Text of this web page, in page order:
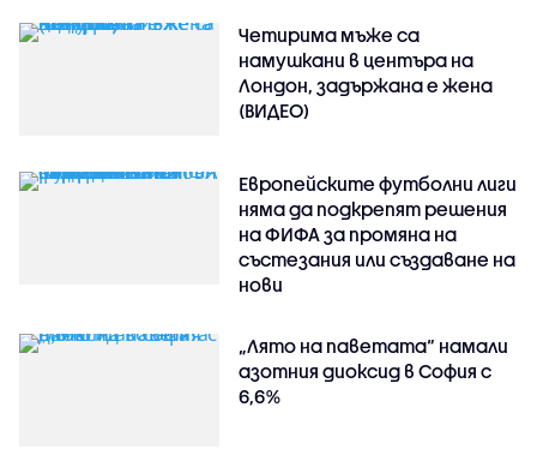
Четирима мъже са
намушкани в центъра на
Лондон, задържана е жена
(ВИДЕО)
Европейските футболни лиги
няма да подкрепят решения
на ФИФА за промяна на
състезания или създаване на
нови
„Лято на паветата“ намали
азотния диоксид в София с
6,6%